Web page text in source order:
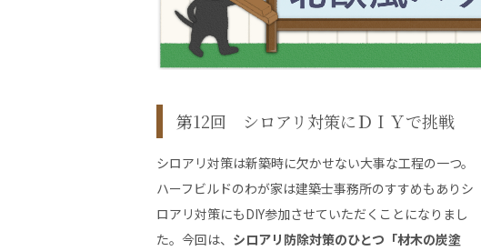
第12回 シロアリ対策にＤＩＹで挑戦
シロアリ対策は新築時に欠かせない大事な工程の一つ。
ハーフビルドのわが家は建築士事務所のすすめもありシ
ロアリ対策にもDIY参加させていただくことになりまし
た。今回は、 シロアリ防除対策のひとつ「材木の炭塗